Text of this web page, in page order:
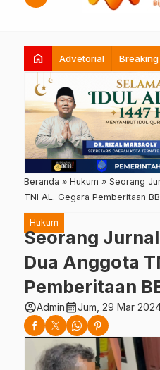
home Advetorial
Beranda » Hukum » Seorang
TNI AL. Gegara Pemberitaan
Hukum
Seorang
Dua Anggota
Pemberitaan
account_circleAdmincalendar_monthJum, 29 Mar